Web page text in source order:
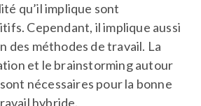
qu’il implique sont
Cependant, il implique aussi
des méthodes de travail. La
et le brainstorming autour
nécessaires pour la bonne
hybride.